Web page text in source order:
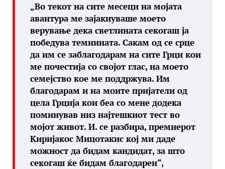
„Во текот на сите месеци на мојата
авантура ме зајакнуваше моето
верување дека светлината секогаш ја
победува темнината. Сакам од се срце
да им се заблагодарам на сите Грци кои
ме почестија со својот глас, на моето
семејство кое ме поддржува. Им
благодарам и на моите пријатели од
цела Грција кои беа со мене додека
поминував низ најтешкиот тест во
мојот живот. И. се разбира, премиерот
Киријакос Мицотакис кој ми даде
можност да бидам кандидат, за што
секогаш ќе бидам благодарен“,